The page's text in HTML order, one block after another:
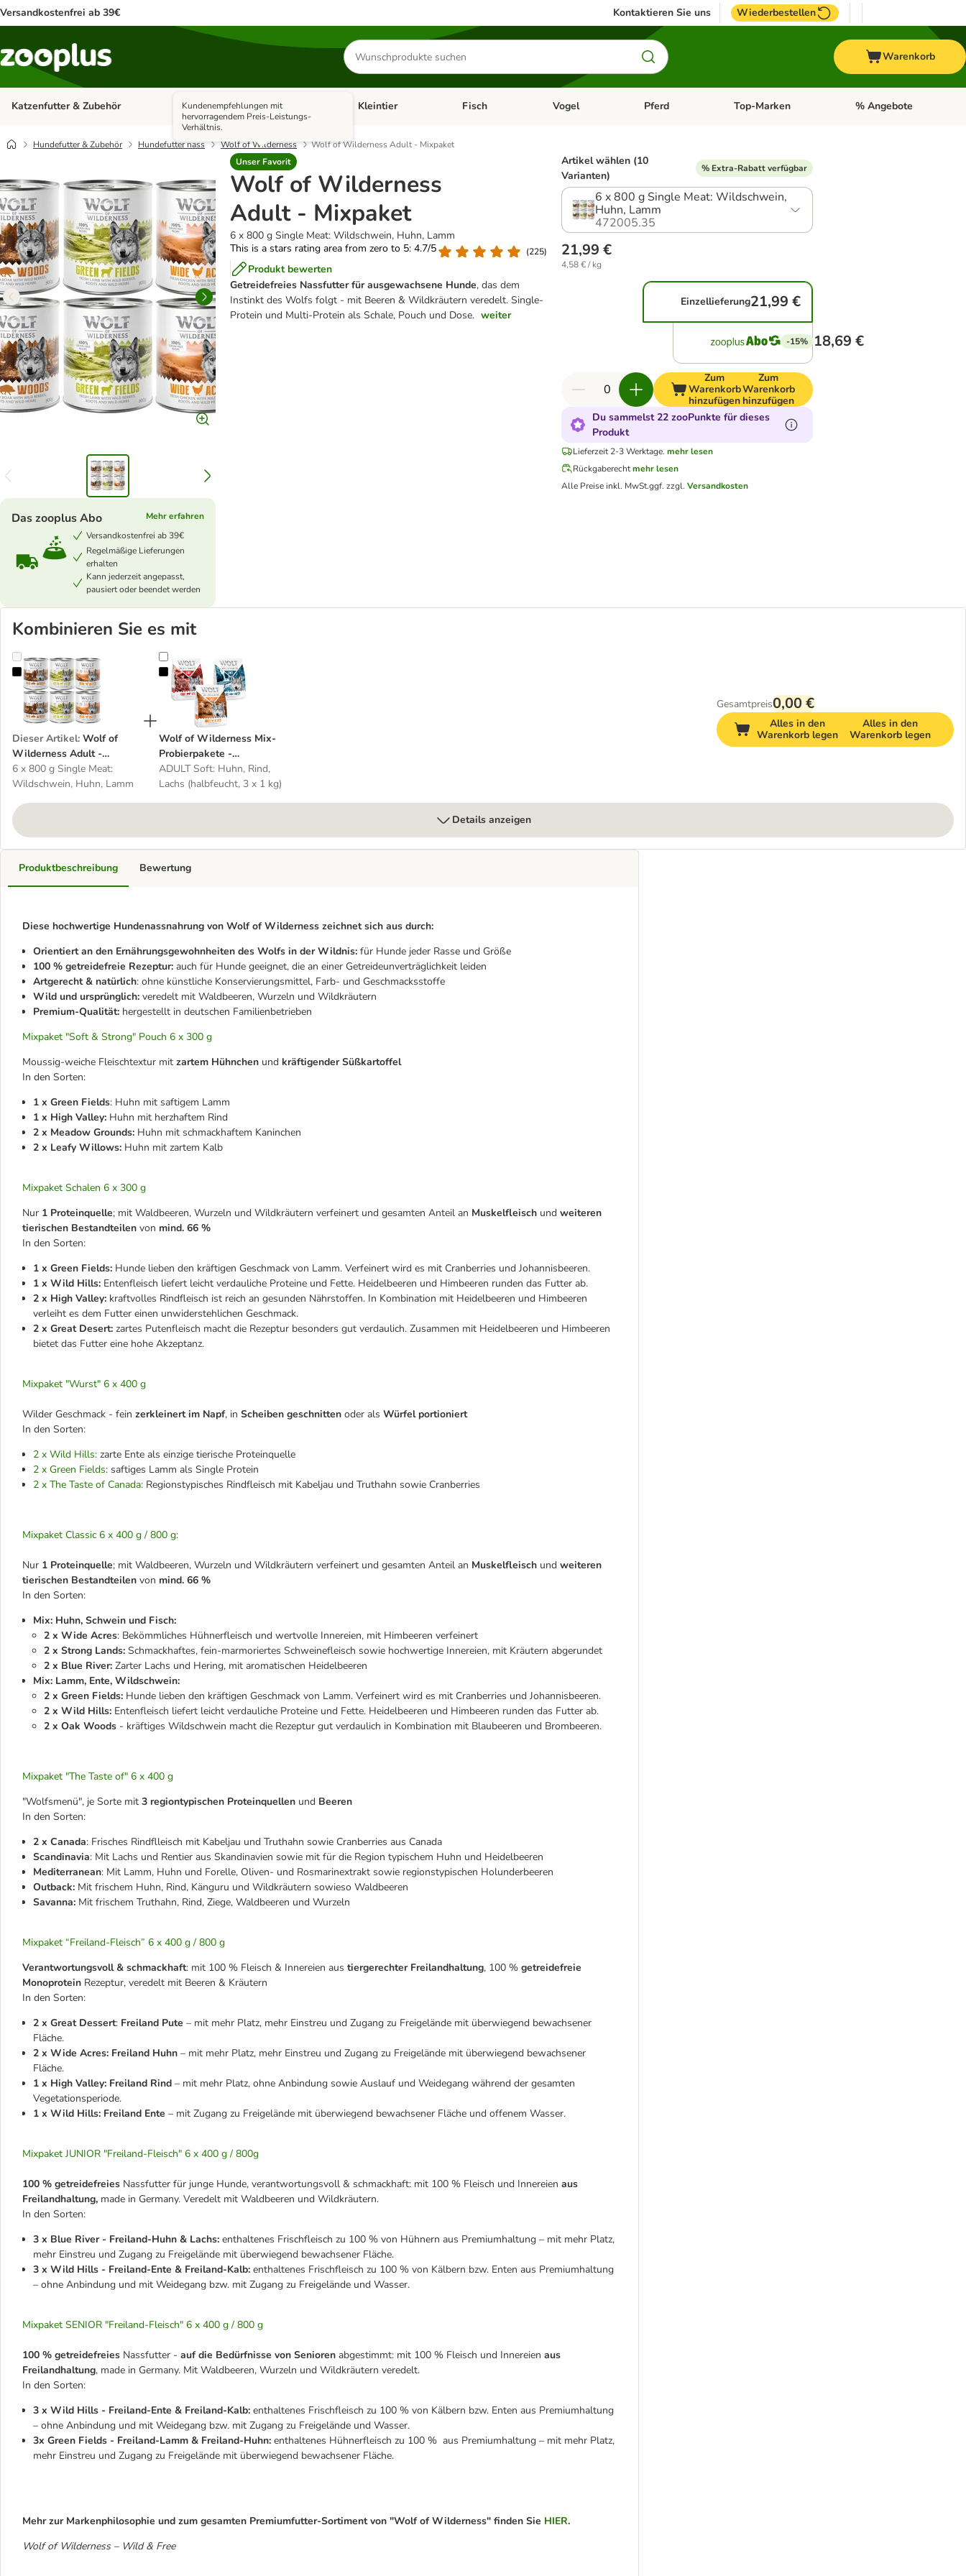
Versandkostenfrei ab 39€ Kontaktieren Sie uns Wiederbestellen
Produkte
suchen
Warenkorb
Katzenfutter & Zubehör Kategorie-Menü öffnen: Katzenfutter & Zubehör
Hundefutter & Zubehör Kategorie-Menü öffnen: Hundefutter & Zubehör
Kleintier Kategorie-Menü öffnen: Kleintier
Fisch Kategorie-Menü öffnen: Fisch
Vogel Kategorie-Menü öffnen: Vogel
Pferd Kategorie-Menü öffnen: Pferd
Top-Marken Kategorie-Menü öffnen:
% Angebote
Hundefutter & Zubehör Hundefutter nass Wolf of Wilderness
Wolf of Wilderness Adult - Mixpaket
Unser Favorit
Kundenempfehlungen mit
hervorragendem Preis-Leistungs-
Verhältnis.
Wolf of Wilderness
Adult - Mixpaket
6 x 800 g Single Meat: Wildschwein, Huhn, Lamm
This is a stars rating area from zero to 5: 4.7/5
(225)
Produkt bewerten
Getreidefreies Nassfutter für ausgewachsene Hunde, das dem
Instinkt des Wolfs folgt - mit Beeren & Wildkräutern veredelt. Single-
Protein und Multi-Protein als Schale, Pouch und Dose. weiter
Das zooplus Abo
Mehr erfahren
Versandkostenfrei ab 39€
Regelmäßige Lieferungen
erhalten
Kann jederzeit angepasst,
pausiert oder beendet werden
Artikel wählen (10
Varianten)
% Extra-Rabatt verfügbar
6 x 800 g Single Meat: Wildschwein,
Huhn, Lamm
472005.35
21,99 €
4,58 € / kg
Einzellieferung21,99 €
-15% 18,69 €
Zum
Warenkorb
hinzufügen
Zum
Warenkorb
hinzufügen
Du sammelst 22 zooPunkte für dieses
Produkt
Lieferzeit 2-3 Werktage. mehr lesen
Rückgaberecht mehr lesen
Alle Preise inkl. MwSt.ggf. zzgl. Versandkosten
Kombinieren Sie es mit
Wolf of Wilderness Adult - Mixpaket
Dieser Artikel: Wolf of
Wilderness Adult -
Mixpaket
6 x 800 g Single Meat:
Wildschwein, Huhn, Lamm
Wolf of Wilderness Mix-Probierpakete - getreidefrei
Wolf of Wilderness Mix-
Probierpakete -
getreidefrei
ADULT Soft: Huhn, Rind,
Lachs (halbfeucht, 3 x 1 kg)
Gesamtpreis0,00 €
Alles in den
Warenkorb legen
Alles in den
Warenkorb legen
Details anzeigen
Produktbeschreibung
Diese hochwertige Hundenassnahrung von Wolf of Wilderness zeichnet sich aus durch:
Orientiert an den Ernährungsgewohnheiten des Wolfs in der Wildnis: für Hunde jeder Rasse und Größe
100 % getreidefreie Rezeptur: auch für Hunde geeignet, die an einer Getreideunverträglichkeit leiden
Artgerecht & natürlich: ohne künstliche Konservierungsmittel, Farb- und Geschmacksstoffe
Wild und ursprünglich: veredelt mit Waldbeeren, Wurzeln und Wildkräutern
Premium-Qualität: hergestellt in deutschen Familienbetrieben
Mixpaket "Soft & Strong" Pouch 6 x 300 g
Moussig-weiche Fleischtextur mit zartem Hühnchen und kräftigender Süßkartoffel
In den Sorten:
1 x Green Fields: Huhn mit saftigem Lamm
1 x High Valley: Huhn mit herzhaftem Rind
2 x Meadow Grounds: Huhn mit schmackhaftem Kaninchen
2 x Leafy Willows: Huhn mit zartem Kalb
Mixpaket Schalen 6 x 300 g
Nur 1 Proteinquelle; mit Waldbeeren, Wurzeln und Wildkräutern verfeinert und gesamten Anteil an Muskelfleisch und weiteren
tierischen Bestandteilen von mind. 66 %
In den Sorten:
1 x Green Fields: Hunde lieben den kräftigen Geschmack von Lamm. Verfeinert wird es mit Cranberries und Johannisbeeren.
1 x Wild Hills: Entenfleisch liefert leicht verdauliche Proteine und Fette. Heidelbeeren und Himbeeren runden das Futter ab.
2 x High Valley: kraftvolles Rindfleisch ist reich an gesunden Nährstoffen. In Kombination mit Heidelbeeren und Himbeeren
verleiht es dem Futter einen unwiderstehlichen Geschmack.
2 x Great Desert: zartes Putenfleisch macht die Rezeptur besonders gut verdaulich. Zusammen mit Heidelbeeren und Himbeeren
bietet das Futter eine hohe Akzeptanz.
Mixpaket "Wurst" 6 x 400 g
Wilder Geschmack - fein zerkleinert im Napf, in Scheiben geschnitten oder als Würfel portioniert
In den Sorten:
2 x Wild Hills: zarte Ente als einzige tierische Proteinquelle
2 x Green Fields: saftiges Lamm als Single Protein
2 x The Taste of Canada: Regionstypisches Rindfleisch mit Kabeljau und Truthahn sowie Cranberries
Mixpaket Classic 6 x 400 g / 800 g:
Nur 1 Proteinquelle; mit Waldbeeren, Wurzeln und Wildkräutern verfeinert und gesamten Anteil an Muskelfleisch und weiteren
tierischen Bestandteilen von mind. 66 %
In den Sorten:
Mix: Huhn, Schwein und Fisch:
2 x Wide Acres: Bekömmliches Hühnerfleisch und wertvolle Innereien, mit Himbeeren verfeinert
2 x Strong Lands: Schmackhaftes, fein-marmoriertes Schweinefleisch sowie hochwertige Innereien, mit Kräutern abgerundet
2 x Blue River: Zarter Lachs und Hering, mit aromatischen Heidelbeeren
Mix: Lamm, Ente, Wildschwein:
2 x Green Fields: Hunde lieben den kräftigen Geschmack von Lamm. Verfeinert wird es mit Cranberries und Johannisbeeren.
2 x Wild Hills: Entenfleisch liefert leicht verdauliche Proteine und Fette. Heidelbeeren und Himbeeren runden das Futter ab.
2 x Oak Woods - kräftiges Wildschwein macht die Rezeptur gut verdaulich in Kombination mit Blaubeeren und Brombeeren.
Mixpaket "The Taste of" 6 x 400 g
"Wolfsmenü", je Sorte mit 3 regiontypischen Proteinquellen und Beeren
In den Sorten:
2 x Canada: Frisches Rindflleisch mit Kabeljau und Truthahn sowie Cranberries aus Canada
Scandinavia: Mit Lachs und Rentier aus Skandinavien sowie mit für die Region typischem Huhn und Heidelbeeren
Mediterranean: Mit Lamm, Huhn und Forelle, Oliven- und Rosmarinextrakt sowie regionstypischen Holunderbeeren
Outback: Mit frischem Huhn, Rind, Känguru und Wildkräutern sowieso Waldbeeren
Savanna: Mit frischem Truthahn, Rind, Ziege, Waldbeeren und Wurzeln
Mixpaket “Freiland-Fleisch” 6 x 400 g / 800 g
Verantwortungsvoll & schmackhaft: mit 100 % Fleisch & Innereien aus tiergerechter Freilandhaltung, 100 % getreidefreie
Monoprotein Rezeptur, veredelt mit Beeren & Kräutern
In den Sorten:
2 x Great Dessert: Freiland Pute – mit mehr Platz, mehr Einstreu und Zugang zu Freigelände mit überwiegend bewachsener
Fläche.
2 x Wide Acres: Freiland Huhn – mit mehr Platz, mehr Einstreu und Zugang zu Freigelände mit überwiegend bewachsener
Fläche.
1 x High Valley: Freiland Rind – mit mehr Platz, ohne Anbindung sowie Auslauf und Weidegang während der gesamten
Vegetationsperiode.
1 x Wild Hills: Freiland Ente – mit Zugang zu Freigelände mit überwiegend bewachsener Fläche und offenem Wasser.
Mixpaket JUNIOR "Freiland-Fleisch" 6 x 400 g / 800g
100 % getreidefreies Nassfutter für junge Hunde, verantwortungsvoll & schmackhaft: mit 100 % Fleisch und Innereien aus
Freilandhaltung, made in Germany. Veredelt mit Waldbeeren und Wildkräutern.
In den Sorten:
3 x Blue River - Freiland-Huhn & Lachs: enthaltenes Frischfleisch zu 100 % von Hühnern aus Premiumhaltung – mit mehr Platz,
mehr Einstreu und Zugang zu Freigelände mit überwiegend bewachsener Fläche.
3 x Wild Hills - Freiland-Ente & Freiland-Kalb: enthaltenes Frischfleisch zu 100 % von Kälbern bzw. Enten aus Premiumhaltung
– ohne Anbindung und mit Weidegang bzw. mit Zugang zu Freigelände und Wasser.
Mixpaket SENIOR "Freiland-Fleisch" 6 x 400 g / 800 g
100 % getreidefreies Nassfutter - auf die Bedürfnisse von Senioren abgestimmt: mit 100 % Fleisch und Innereien aus
Freilandhaltung, made in Germany. Mit Waldbeeren, Wurzeln und Wildkräutern veredelt.
In den Sorten:
3 x Wild Hills - Freiland-Ente & Freiland-Kalb: enthaltenes Frischfleisch zu 100 % von Kälbern bzw. Enten aus Premiumhaltung
– ohne Anbindung und mit Weidegang bzw. mit Zugang zu Freigelände und Wasser.
3x Green Fields - Freiland-Lamm & Freiland-Huhn: enthaltenes Hühnerfleisch zu 100 % aus Premiumhaltung – mit mehr Platz,
mehr Einstreu und Zugang zu Freigelände mit überwiegend bewachsener Fläche.
Mehr zur Markenphilosophie und zum gesamten Premiumfutter-Sortiment von "Wolf of Wilderness" finden Sie HIER.
Wolf of Wilderness – Wild & Free
Bewertung